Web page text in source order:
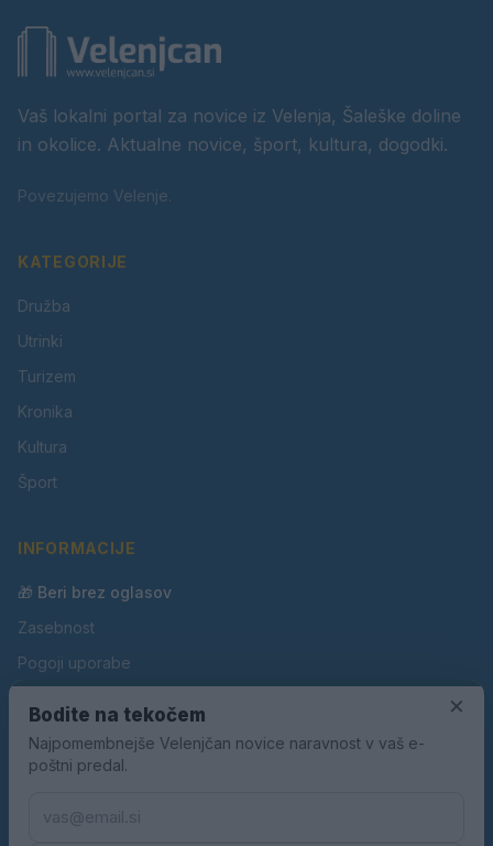
Vaš lokalni portal za novice iz Velenja, Šaleške doline
in okolice. Aktualne novice, šport, kultura, dogodki.
Povezujemo Velenje.
KATEGORIJE
Družba
Utrinki
Turizem
Kronika
Kultura
Šport
INFORMACIJE
🎁 Beri brez oglasov
Zasebnost
Pogoji uporabe
Oglaševanje
Kontakt
×
Bodite na tekočem
Najpomembnejše Velenjčan novice naravnost v vaš e-
poštni predal.